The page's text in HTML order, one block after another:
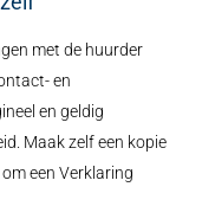
met de huurder
en
en geldig
Maak zelf een kopie
een Verklaring